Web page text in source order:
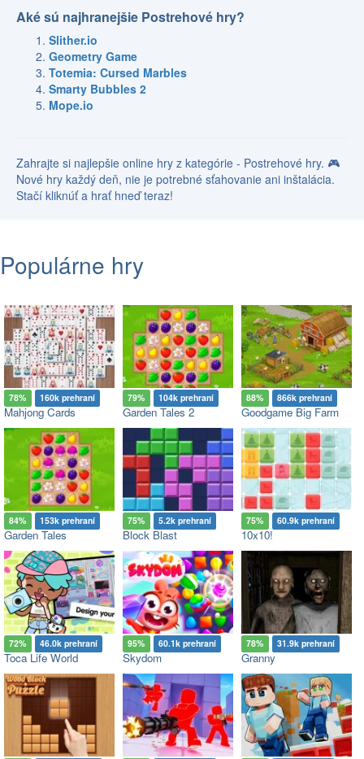
Aké sú najhranejšie Postrehové hry?
Slither.io
Geometry Game
Totemia: Cursed Marbles
Smarty Bubbles 2
Mope.io
Zahrajte si najlepšie online hry z kategórie - Postrehové hry. 🎮
Nové hry každý deň, nie je potrebné sťahovanie ani inštalácia.
Stačí kliknúť a hrať hneď teraz!
Populárne hry
78% 160k prehraní
Mahjong Cards
79% 104k prehraní
Garden Tales 2
88% 866k prehraní
Goodgame Big Farm
84% 153k prehraní
Garden Tales
75% 5.2k prehraní
Block Blast
75% 60.9k prehraní
10x10!
72% 46.0k prehraní
Toca Life World
95% 60.1k prehraní
Skydom
78% 31.9k prehraní
Granny